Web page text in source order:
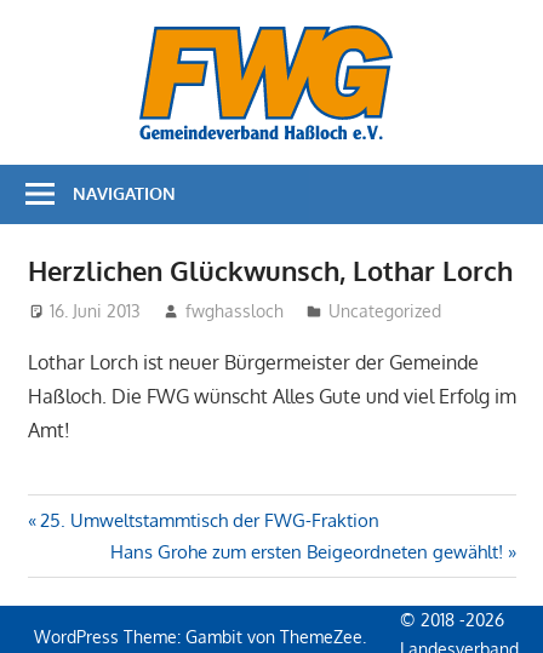
Bürger
FWG
NAVIGATION
Herzlichen Glückwunsch, Lothar Lorch
16. Juni 2013 fwghassloch Uncategorized
Lothar Lorch ist neuer Bürgermeister der Gemeinde
Haßloch. Die FWG wünscht Alles Gute und viel Erfolg im
Amt!
Beitragsnavigation
Vorheriger
25. Umweltstammtisch der FWG-Fraktion
Nächster
Beitrag:
Hans Grohe zum ersten Beigeordneten gewählt!
WordPress Theme: Gambit von ThemeZee.
© 2018 -2026
Landesverband